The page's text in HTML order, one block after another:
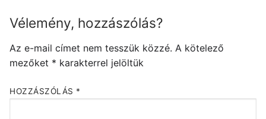
Vélemény, hozzászólás?
Az e-mail címet nem tesszük közzé. A kötelező
mezőket * karakterrel jelöltük
HOZZÁSZÓLÁS *